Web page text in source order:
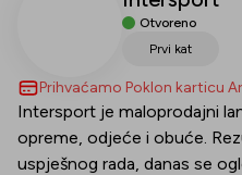
Događanja
Otvoreno
Prvi kat
Prihvaćamo Poklon karticu
Intersport je maloprodajni
opreme, odjeće i obuće.
uspješnog rada, danas se